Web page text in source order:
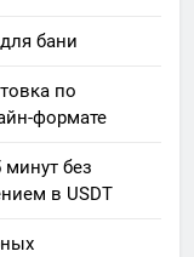
бани
по
формате
минут без
в USDT